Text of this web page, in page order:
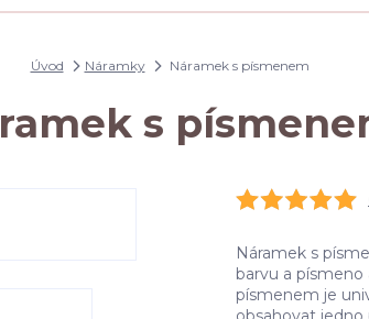
Úvod Náramky Náramek s písmenem
s
Náramek s
barvu a
písmenem je